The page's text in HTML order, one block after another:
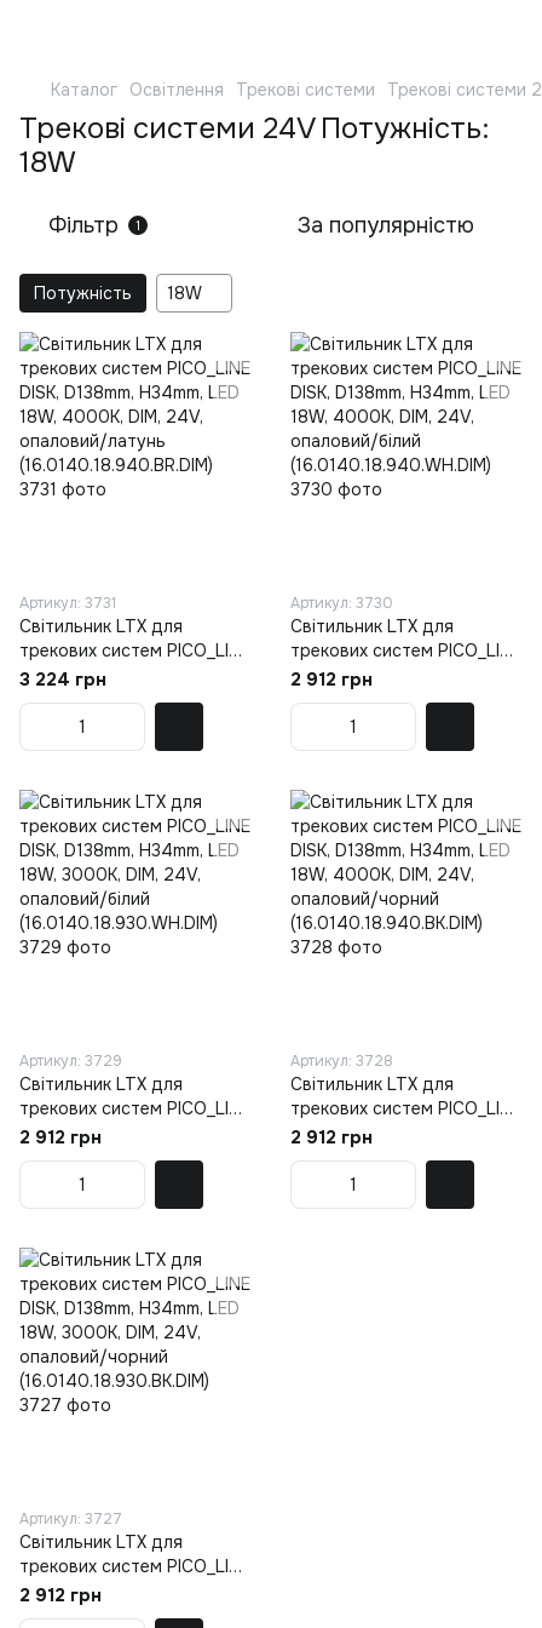
Каталог Освітлення Трекові системи Трекові системи
Трекові системи 24V Потужність:
18W
Фільтр 1 За популярністю
Потужність 18W
Артикул: 3731
Світильник LTX для
трекових систем PICO_LINE
DISK, D138mm, H34mm, LED
18W, 4000K, DIM, 24V,
опаловий/латунь
(16.0140.18.940.BR.DIM)
3 224 грн
Артикул: 3730
Світильник LTX для
трекових систем PICO_LINE
DISK, D138mm, H34mm, LED
18W, 4000K, DIM, 24V,
опаловий/білий
(16.0140.18.940.WH.DIM)
2 912 грн
Артикул: 3729
Світильник LTX для
трекових систем PICO_LINE
DISK, D138mm, H34mm, LED
18W, 3000K, DIM, 24V,
опаловий/білий
(16.0140.18.930.WH.DIM)
2 912 грн
Артикул: 3728
Світильник LTX для
трекових систем PICO_LINE
DISK, D138mm, H34mm, LED
18W, 4000K, DIM, 24V,
опаловий/чорний
(16.0140.18.940.BK.DIM)
2 912 грн
Артикул: 3727
Світильник LTX для
трекових систем PICO_LINE
DISK, D138mm, H34mm, LED
18W, 3000K, DIM, 24V,
2 912 грн